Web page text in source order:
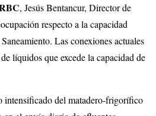
, Jesús Bentancur, Director de
respecto a la capacidad
Las conexiones actuales
líquidos que excede la capacidad de
intensificado del matadero-frigorífico